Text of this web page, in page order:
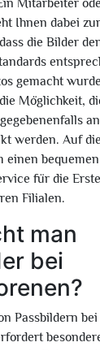
Mitarbeiter
Ihnen dabei
die Bilder
gemacht
Möglichkeit,
werden. Auf
einen
für die
Filialen.
man
bei
Passbildern bei